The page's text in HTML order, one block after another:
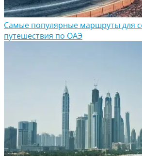
Самые популярные маршруты для
путешествия по ОАЭ